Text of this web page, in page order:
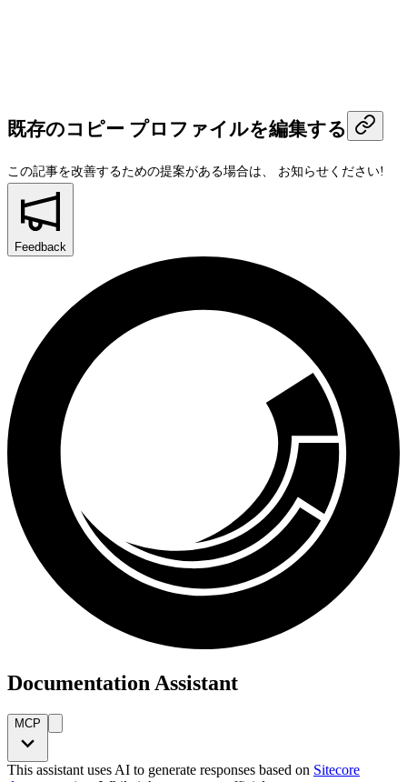
既存のコピー プロファイルを編集する
この記事を改善するための提案がある場合は、 お知らせください!
Feedback
Documentation Assistant
MCP
This assistant uses AI to generate responses based on Sitecore